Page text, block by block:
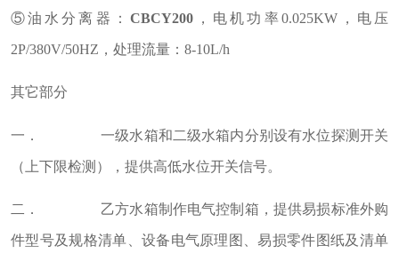
⑤油水分离器： CBCY200，电机功率0.025KW，电压
2P/380V/50HZ，处理流量：8-10L/h
其它部分
一． 一级水箱和二级水箱内分别设有水位探测开关
（上下限检测），提供高低水位开关信号。
二． 乙方水箱制作电气控制箱，提供易损标准外购
件型号及规格清单、设备电气原理图、易损零件图纸及清单